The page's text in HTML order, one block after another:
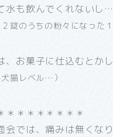
水も飲んでくれないし…
２錠のうちの粉々になった
、お菓子に仕込むとか
犬猫レベル…）
＊＊＊＊＊＊＊＊
会では、痛みは無くな